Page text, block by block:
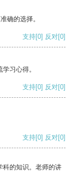
确的选择。
支持[0] 反对[0]
习心得。
支持[0] 反对[0]
支持[0] 反对[0]
科的知识。老师的讲